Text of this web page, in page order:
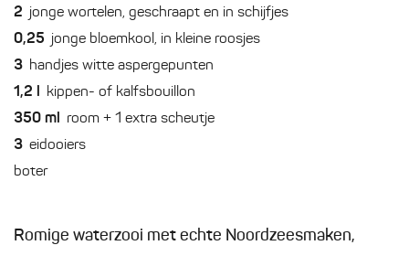
2 jonge wortelen, geschraapt en in schijfjes
0,25 jonge bloemkool, in kleine roosjes
3 handjes witte aspergepunten
1,2 l kippen- of kalfsbouillon
350 ml room + 1 extra scheutje
3 eidooiers
boter
Romige waterzooi met echte Noordzeesmaken,